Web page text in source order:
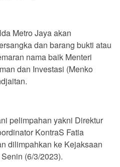
Metro Jaya akan
dan barang bukti atau
nama baik Menteri
dan Investasi (Menko
pelimpahan yakni Direktur
KontraS Fatia
dilimpahkan ke Kejaksaan
(6/3/2023).